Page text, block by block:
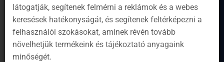
látogatják, segítenek felmérni a reklámok és a webes
keresések hatékonyságát, és segítenek feltérképezni a
felhasználói szokásokat, aminek révén tovább
növelhetjük termékeink és tájékoztató anyagaink
minőségét.